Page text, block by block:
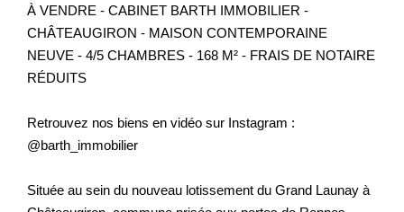
À VENDRE - CABINET BARTH IMMOBILIER -
CHÂTEAUGIRON - MAISON CONTEMPORAINE
NEUVE - 4/5 CHAMBRES - 168 M² - FRAIS DE NOTAIRE
RÉDUITS
Retrouvez nos biens en vidéo sur Instagram :
@barth_immobilier
Située au sein du nouveau lotissement du Grand Launay à